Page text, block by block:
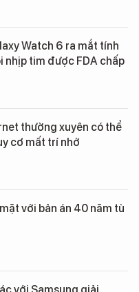
Watch 6 ra mắt tính
nhịp tim được FDA chấp
thường xuyên có thể
cơ mất trí nhớ
với bản án 40 năm tù